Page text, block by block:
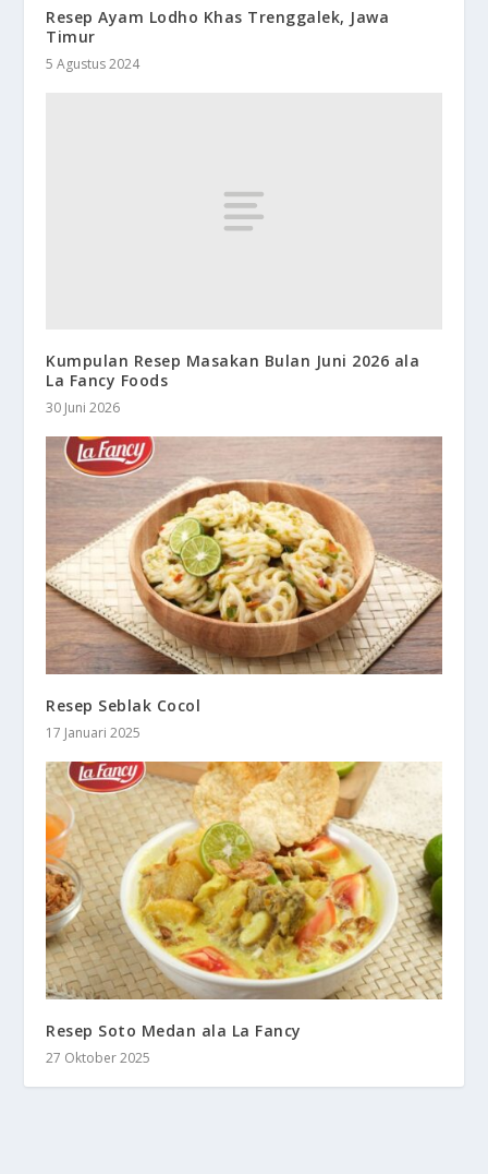
Resep Ayam Lodho Khas Trenggalek, Jawa
Timur
5 Agustus 2024
Kumpulan Resep Masakan Bulan Juni 2026 ala
La Fancy Foods
30 Juni 2026
Resep Seblak Cocol
17 Januari 2025
Resep Soto Medan ala La Fancy
27 Oktober 2025